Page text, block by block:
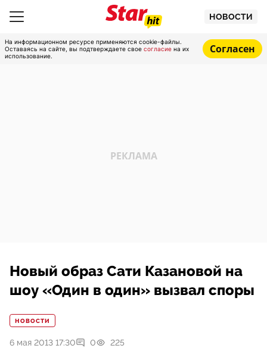
НОВОСТИ
На информационном ресурсе применяются cookie-файлы.
Оставаясь на сайте, вы подтверждаете свое согласие на их
использование.
Согласен
Новый образ Сати Казановой на
шоу «Один в один» вызвал споры
НОВОСТИ
6 мая 2013 17:30 0 225